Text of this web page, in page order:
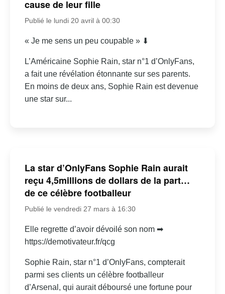
cause de leur fille
Publié le lundi 20 avril à 00:30
« Je me sens un peu coupable » ⬇
L’Américaine Sophie Rain, star n°1 d’OnlyFans,
a fait une révélation étonnante sur ses parents.
En moins de deux ans, Sophie Rain est devenue
une star sur...
La star d’OnlyFans Sophie Rain aurait
reçu 4,5millions de dollars de la part…
de ce célèbre footballeur
Publié le vendredi 27 mars à 16:30
Elle regrette d’avoir dévoilé son nom ➡
https://demotivateur.fr/qcg
Sophie Rain, star n°1 d’OnlyFans, compterait
parmi ses clients un célèbre footballeur
d’Arsenal, qui aurait déboursé une fortune pour